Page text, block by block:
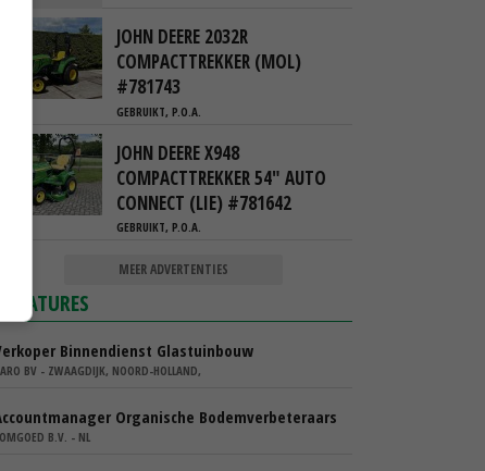
JOHN DEERE 2032R
COMPACTTREKKER (MOL)
#781743
GEBRUIKT, P.O.A.
JOHN DEERE X948
COMPACTTREKKER 54" AUTO
CONNECT (LIE) #781642
GEBRUIKT, P.O.A.
MEER ADVERTENTIES
VACATURES
Binnendienst Glastuinbouw
BV - ZWAAGDIJK, NOORD-HOLLAND,
Organische Bodemverbeteraars
B.V. - NL